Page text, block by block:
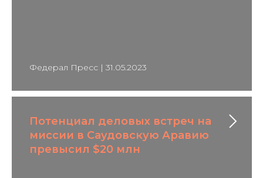
Федерал Пресс | 31.05.2023
Потенциал деловых встреч на
миссии в Саудовскую Аравию
превысил $20 млн